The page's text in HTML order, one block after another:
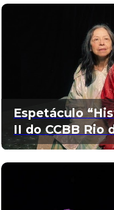
Espetáculo
II do CCBB Rio